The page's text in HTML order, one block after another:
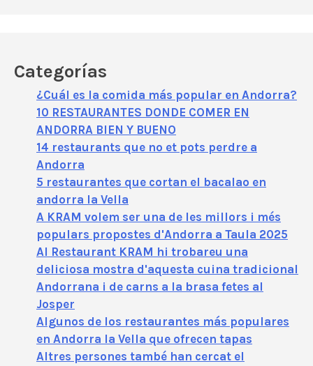
Categorías
¿Cuál es la comida más popular en Andorra?
10 RESTAURANTES DONDE COMER EN
ANDORRA BIEN Y BUENO
14 restaurants que no et pots perdre a
Andorra
5 restaurantes que cortan el bacalao en
andorra la Vella
A KRAM volem ser una de les millors i més
populars propostes d'Andorra a Taula 2025
Al Restaurant KRAM hi trobareu una
deliciosa mostra d'aquesta cuina tradicional
Andorrana i de carns a la brasa fetes al
Josper
Algunos de los restaurantes más populares
en Andorra la Vella que ofrecen tapas
Altres persones també han cercat el